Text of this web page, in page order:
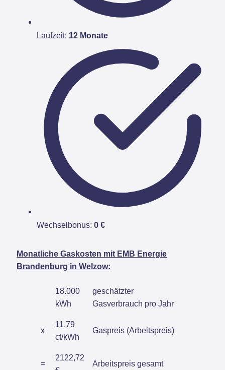
Laufzeit: 12 Monate
Wechselbonus: 0 €
Monatliche Gaskosten mit EMB Energie
Brandenburg in Welzow:
18.000
kWh
geschätzter
Gasverbrauch pro Jahr
x
11,79
ct/kWh
Gaspreis (Arbeitspreis)
=
2122,72
Arbeitspreis gesamt